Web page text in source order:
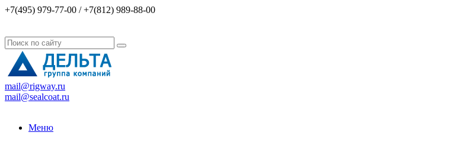
+7(495) 979-77-00 / +7(812) 989-88-00
mail@rigway.ru
mail@sealcoat.ru
Меню